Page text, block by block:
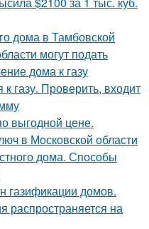
дома в Тамбовской
могут подать
дома к газу
газу. Проверить, входит
выгодной цене.
в Московской области
дома. Способы
газификации домов.
распространяется на